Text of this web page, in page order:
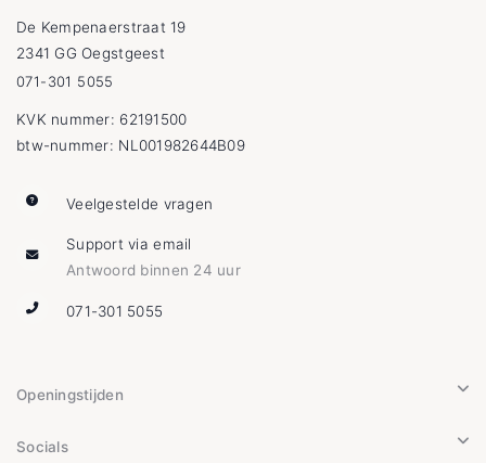
De Kempenaerstraat 19
2341 GG Oegstgeest
071-301 5055
KVK nummer: 62191500
btw-nummer: NL001982644B09
Veelgestelde vragen
Support via email
Antwoord binnen 24 uur
071-301 5055
Openingstijden
Socials